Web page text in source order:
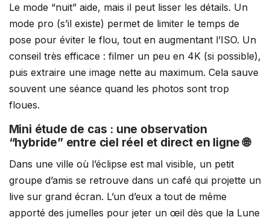
Le mode “nuit” aide, mais il peut lisser les détails. Un
mode pro (s’il existe) permet de limiter le temps de
pose pour éviter le flou, tout en augmentant l’ISO. Un
conseil très efficace : filmer un peu en 4K (si possible),
puis extraire une image nette au maximum. Cela sauve
souvent une séance quand les photos sont trop
floues.
Mini étude de cas : une observation
“hybride” entre ciel réel et direct en ligne 🌐
Dans une ville où l’éclipse est mal visible, un petit
groupe d’amis se retrouve dans un café qui projette un
live sur grand écran. L’un d’eux a tout de même
apporté des jumelles pour jeter un œil dès que la Lune